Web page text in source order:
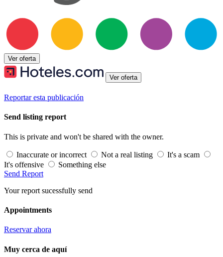
Ver oferta
Ver oferta
Reportar esta publicación
Send listing report
This is private and won't be shared with the owner.
Inaccurate or incorrect Not a real listing
It's a scam
It's offensive
Something else
Send Report
Your report sucessfully send
Appointments
Reservar ahora
Muy cerca de aquí